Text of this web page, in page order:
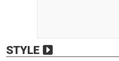
STYLE